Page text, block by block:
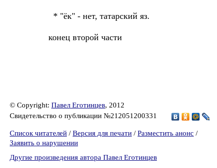
* "ёк" - нет, татарский яз.
конец второй части
© Copyright: Павел Еготинцев, 2012
Свидетельство о публикации №212051200331
Список читателей / Версия для печати / Разместить анонс /
Заявить о нарушении
Другие произведения автора Павел Еготинцев